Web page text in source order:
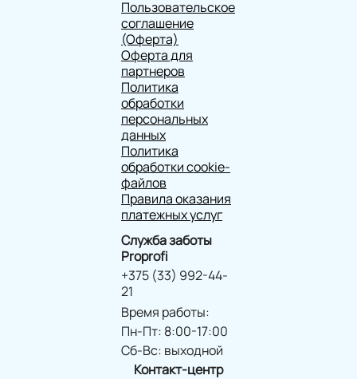
Пользовательское
соглашение
(Оферта)
Оферта для
партнеров
Политика
обработки
персональных
данных
Политика
обработки cookie-
файлов
Правила оказания
платежных услуг
Служба заботы
Proprofi
+375 (33) 992-44-
21
Время работы:
Пн-Пт: 8:00-17:00
Сб-Вс: выходной
Контакт-центр